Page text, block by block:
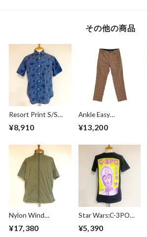
その他の商品
Resort Print S/S
Shirts Blue
¥8,910
Ankle Easy
Trousers Beige
Check
¥13,200
Nylon Wind
Breaker Light
Khaki
¥17,380
Star Wars:C-3PO
Japanese Black
¥5,390